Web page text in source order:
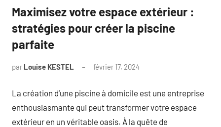
Maximisez votre espace extérieur :
stratégies pour créer la piscine
parfaite
par Louise KESTEL février 17, 2024
La création d’une piscine à domicile est une entreprise
enthousiasmante qui peut transformer votre espace
extérieur en un véritable oasis. À la quête de